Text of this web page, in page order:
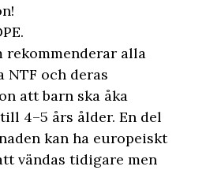
rekommenderar alla
och deras
att barn ska åka
4–5 års ålder. En del
kan ha europeiskt
vändas tidigare men